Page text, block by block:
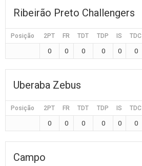
Ribeirão Preto Challengers
Posição 2PT FR TDT TDP IS TDC
0 0 0 0 0 0
Uberaba Zebus
Posição 2PT FR TDT TDP IS TDC
0 0 0 0 0 0
Campo